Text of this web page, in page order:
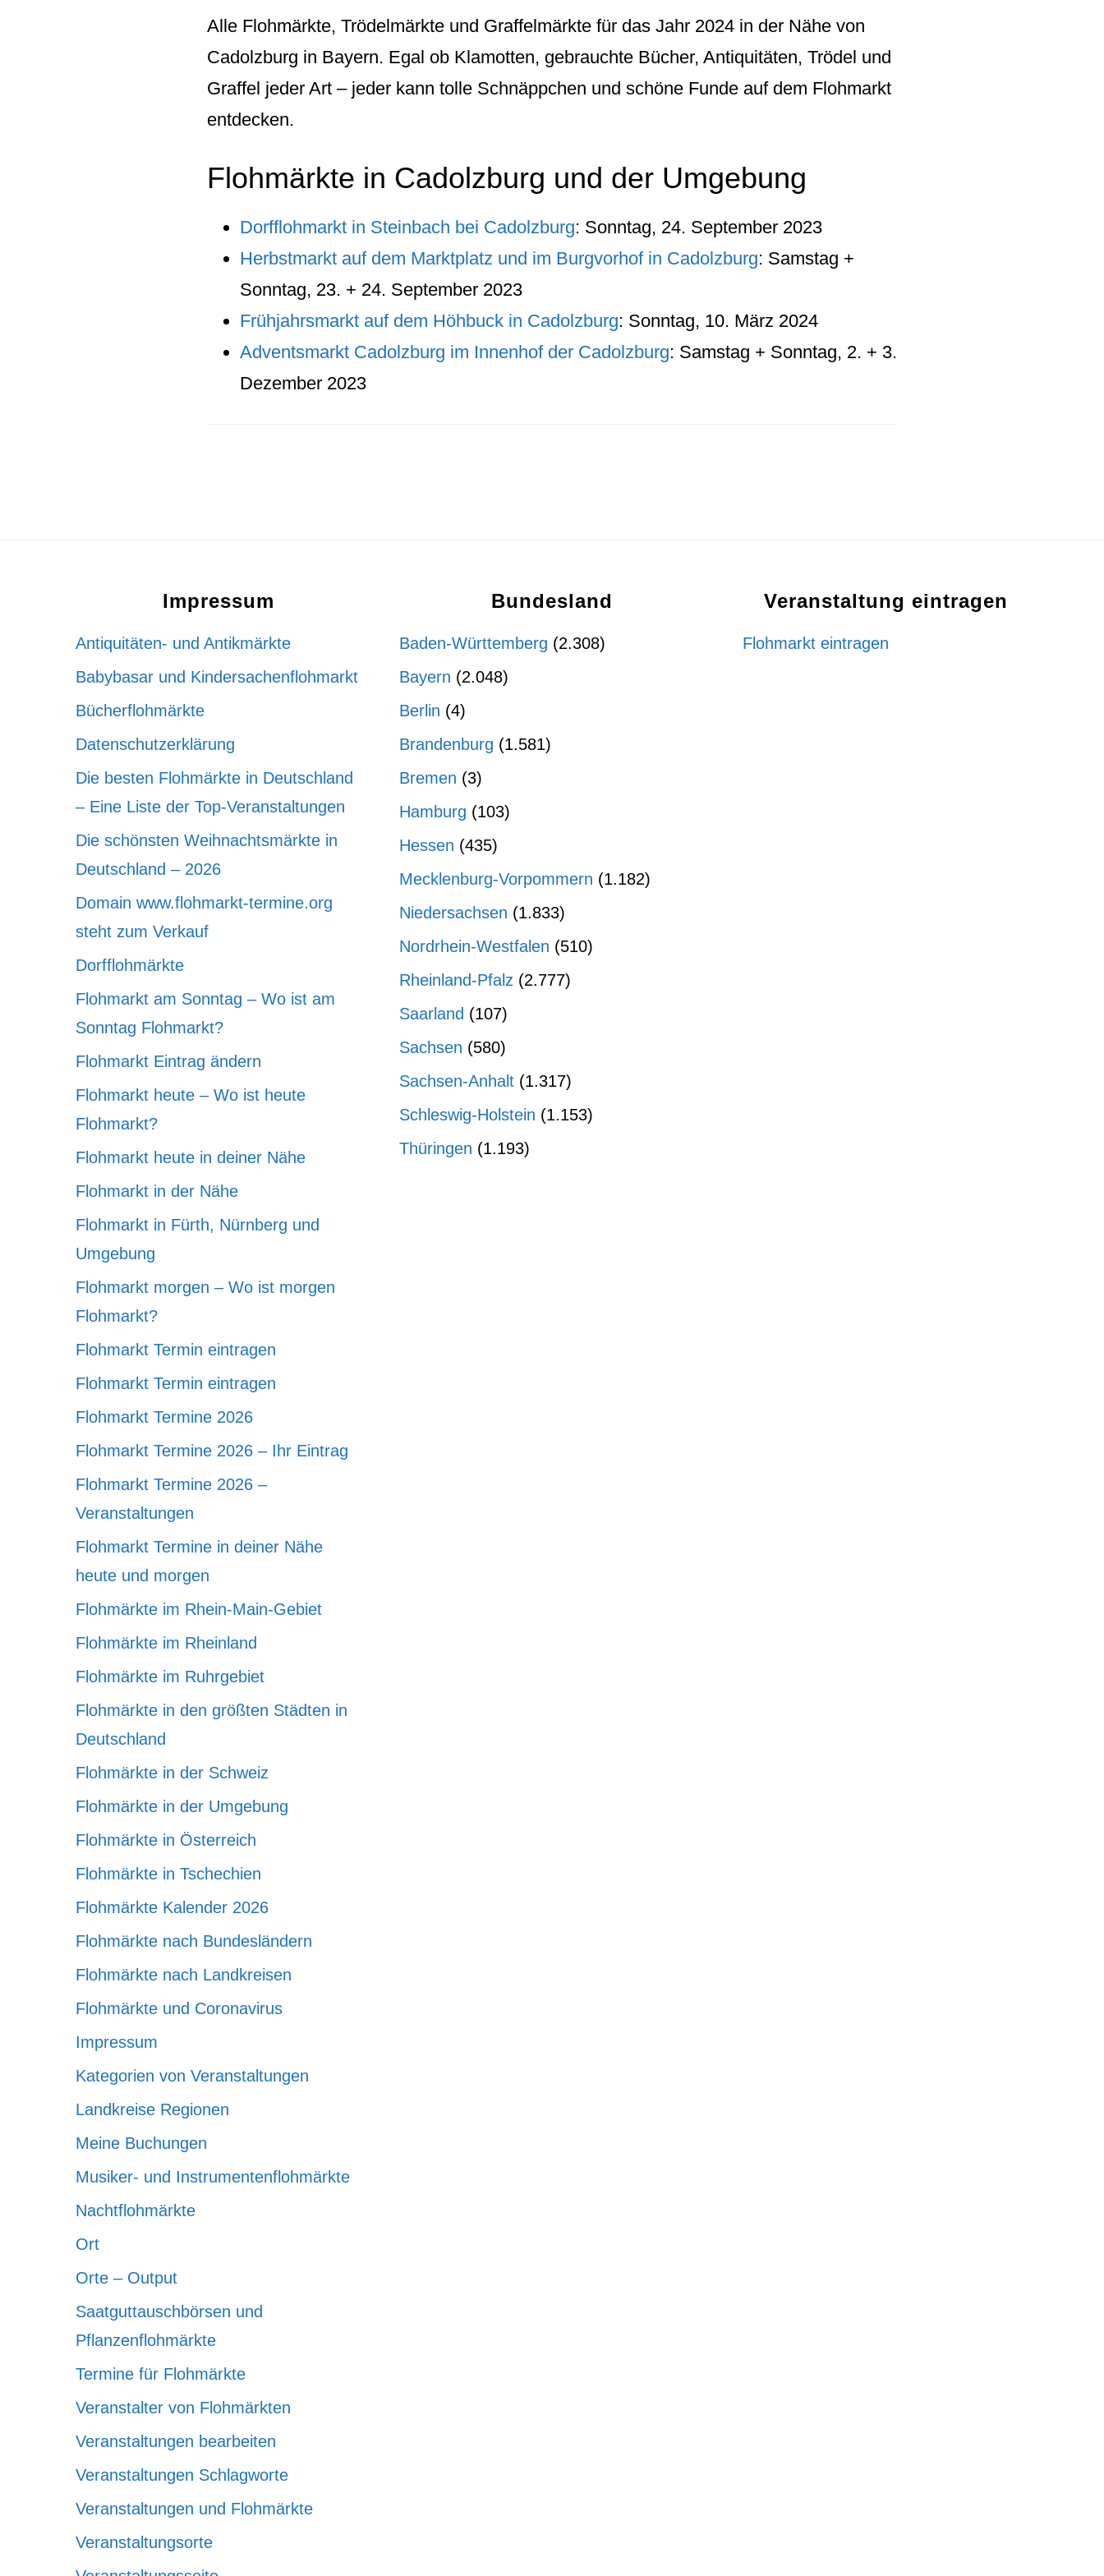
Alle Flohmärkte, Trödelmärkte und Graffelmärkte für das Jahr 2024 in der Nähe von
Cadolzburg in Bayern. Egal ob Klamotten, gebrauchte Bücher, Antiquitäten, Trödel und
Graffel jeder Art – jeder kann tolle Schnäppchen und schöne Funde auf dem Flohmarkt
entdecken.
Flohmärkte in Cadolzburg und der Umgebung
Dorfflohmarkt in Steinbach bei Cadolzburg: Sonntag, 24. September 2023
Herbstmarkt auf dem Marktplatz und im Burgvorhof in Cadolzburg: Samstag +
Sonntag, 23. + 24. September 2023
Frühjahrsmarkt auf dem Höhbuck in Cadolzburg: Sonntag, 10. März 2024
Adventsmarkt Cadolzburg im Innenhof der Cadolzburg: Samstag + Sonntag, 2. + 3.
Dezember 2023
Impressum
Antiquitäten- und Antikmärkte
Babybasar und Kindersachenflohmarkt
Bücherflohmärkte
Datenschutzerklärung
Die besten Flohmärkte in Deutschland
– Eine Liste der Top-Veranstaltungen
Die schönsten Weihnachtsmärkte in
Deutschland – 2026
Domain www.flohmarkt-termine.org
steht zum Verkauf
Dorfflohmärkte
Flohmarkt am Sonntag – Wo ist am
Sonntag Flohmarkt?
Flohmarkt Eintrag ändern
Flohmarkt heute – Wo ist heute
Flohmarkt?
Flohmarkt heute in deiner Nähe
Flohmarkt in der Nähe
Flohmarkt in Fürth, Nürnberg und
Umgebung
Flohmarkt morgen – Wo ist morgen
Flohmarkt?
Flohmarkt Termin eintragen
Flohmarkt Termin eintragen
Flohmarkt Termine 2026
Flohmarkt Termine 2026 – Ihr Eintrag
Flohmarkt Termine 2026 –
Veranstaltungen
Flohmarkt Termine in deiner Nähe
heute und morgen
Flohmärkte im Rhein-Main-Gebiet
Flohmärkte im Rheinland
Flohmärkte im Ruhrgebiet
Flohmärkte in den größten Städten in
Deutschland
Flohmärkte in der Schweiz
Flohmärkte in der Umgebung
Flohmärkte in Österreich
Flohmärkte in Tschechien
Flohmärkte Kalender 2026
Flohmärkte nach Bundesländern
Flohmärkte nach Landkreisen
Flohmärkte und Coronavirus
Impressum
Kategorien von Veranstaltungen
Landkreise Regionen
Meine Buchungen
Musiker- und Instrumentenflohmärkte
Nachtflohmärkte
Ort
Orte – Output
Saatguttauschbörsen und
Pflanzenflohmärkte
Termine für Flohmärkte
Veranstalter von Flohmärkten
Veranstaltungen bearbeiten
Veranstaltungen Schlagworte
Veranstaltungen und Flohmärkte
Veranstaltungsorte
Bundesland
Baden-Württemberg (2.308)
Bayern (2.048)
Berlin (4)
Brandenburg (1.581)
Bremen (3)
Hamburg (103)
Hessen (435)
Mecklenburg-Vorpommern (1.182)
Niedersachsen (1.833)
Nordrhein-Westfalen (510)
Rheinland-Pfalz (2.777)
Saarland (107)
Sachsen (580)
Sachsen-Anhalt (1.317)
Schleswig-Holstein (1.153)
Thüringen (1.193)
Veranstaltung eintragen
Flohmarkt eintragen